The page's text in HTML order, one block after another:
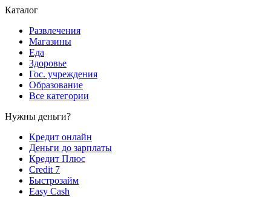
Каталог
Развлечения
Магазины
Еда
Здоровье
Гос. учреждения
Образование
Все категории
Нужны деньги?
Кредит онлайн
Деньги до зарплаты
Кредит Плюс
Credit 7
Быстрозайм
Easy Cash